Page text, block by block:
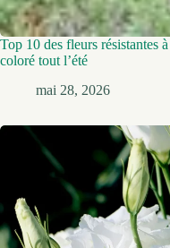
Top 10 des fleurs résistantes
coloré tout l’été
mai 28, 2026